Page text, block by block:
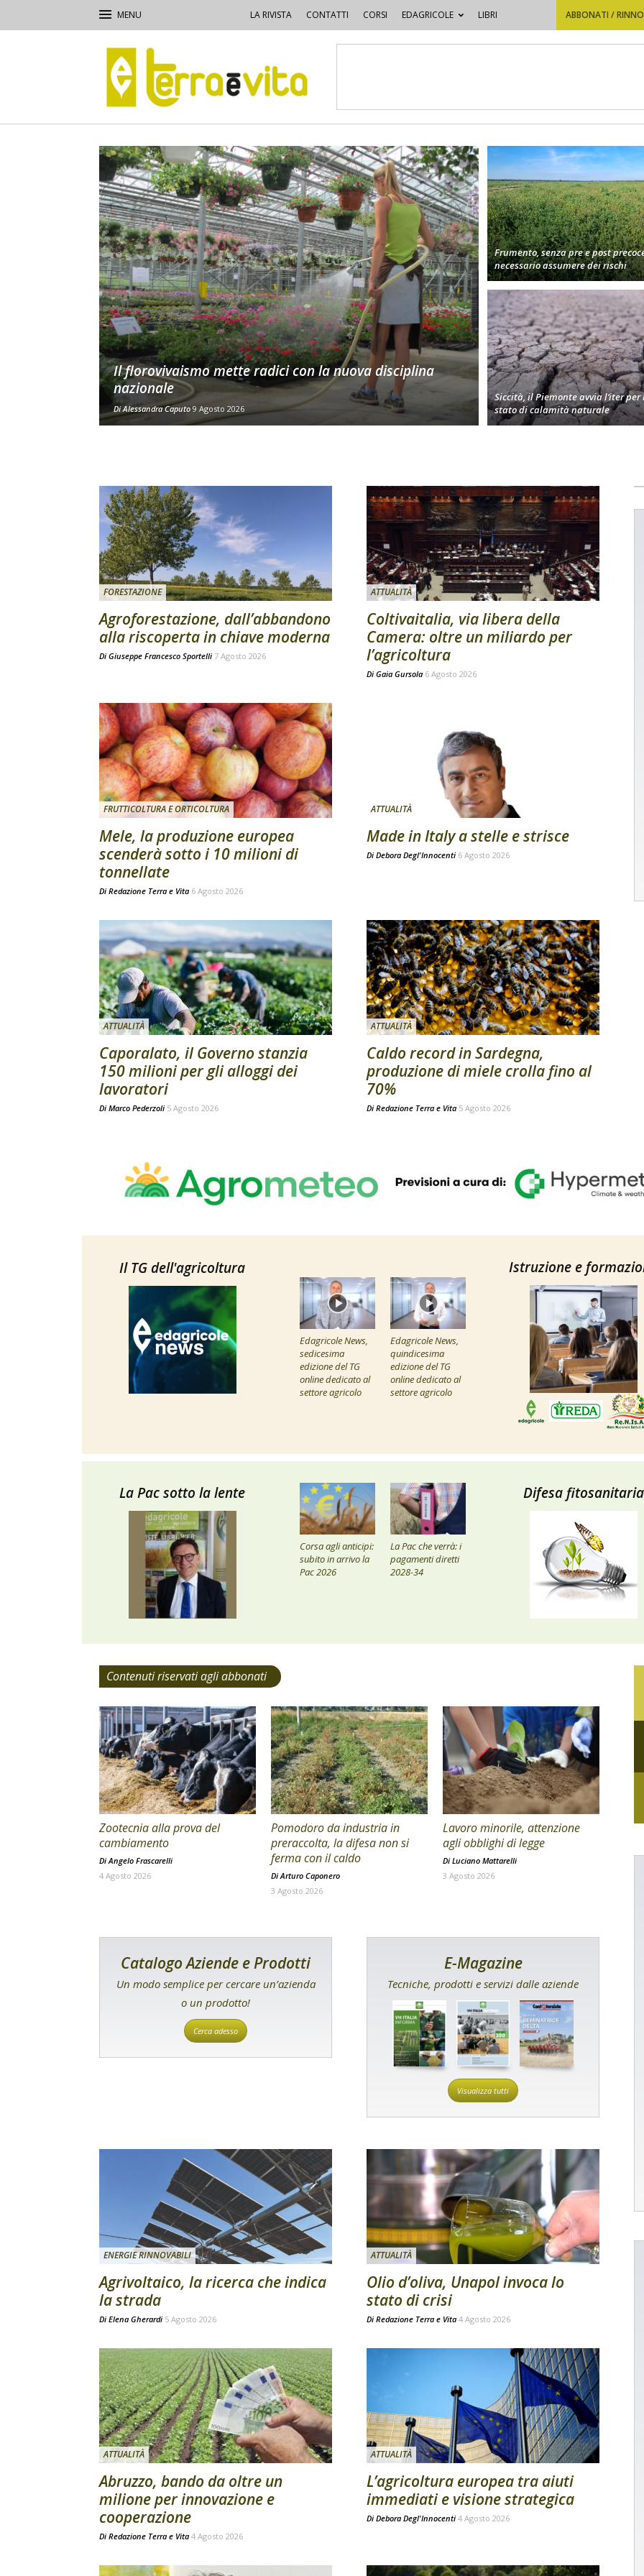
LA RIVISTA CONTATTI CORSI EDAGRICOLE LIBRI ABBONATI /
e
Vita
Il florovivaismo mette radici con la nuova disciplina
nazionale
DiAlessandra Caputo 9 Agosto 2026
Frumento, senza pre e post
necessario assumere dei rischi
Siccità, il Piemonte avvia l’iter per
stato di calamità naturale
FORESTAZIONE
Agroforestazione, dall’abbandono
alla riscoperta in chiave moderna
Di Giuseppe Francesco Sportelli 7 Agosto 2026
ATTUALITÀ
Coltivaitalia, via libera della
Camera: oltre un miliardo per
l’agricoltura
Di Gaia Gursola 6 Agosto 2026
FRUTTICOLTURA E ORTICOLTURA
Mele, la produzione europea
scenderà sotto i 10 milioni di
tonnellate
Di Redazione Terra e Vita 6 Agosto 2026
ATTUALITÀ
Made in Italy a stelle e strisce
Di Debora Degl'Innocenti 6 Agosto 2026
ATTUALITÀ
Caporalato, il Governo stanzia
150 milioni per gli alloggi dei
lavoratori
Di Marco Pederzoli 5 Agosto 2026
ATTUALITÀ
Caldo record in Sardegna,
produzione di miele crolla fino al
70%
Di Redazione Terra e Vita 5 Agosto 2026
Il TG dell'agricoltura
Edagricole News,
sedicesima
edizione del TG
online dedicato al
settore agricolo
Edagricole News,
quindicesima
edizione del TG
online dedicato al
settore agricolo
Istruzione e
La Pac sotto la lente
Corsa agli anticipi:
subito in arrivo la
Pac 2026
La Pac che verrà: i
pagamenti diretti
2028-34
Difesa fitosanitaria
Contenuti riservati agli abbonati
Zootecnia alla prova del
cambiamento
Di Angelo Frascarelli
4 Agosto 2026
Pomodoro da industria in
preraccolta, la difesa non si
ferma con il caldo
Di Arturo Caponero
3 Agosto 2026
Lavoro minorile, attenzione
agli obblighi di legge
Di Luciano Mattarelli
3 Agosto 2026
Catalogo Aziende e Prodotti
Un modo semplice per cercare un’azienda
o un prodotto!
Cerca adesso
E-Magazine
Tecniche, prodotti e servizi dalle aziende
Visualizza tutti
ENERGIE RINNOVABILI
Agrivoltaico, la ricerca che indica
la strada
Di Elena Gherardi 5 Agosto 2026
ATTUALITÀ
Olio d’oliva, Unapol invoca lo
stato di crisi
Di Redazione Terra e Vita 4 Agosto 2026
ATTUALITÀ
Abruzzo, bando da oltre un
milione per innovazione e
cooperazione
Di Redazione Terra e Vita 4 Agosto 2026
ATTUALITÀ
L’agricoltura europea tra aiuti
immediati e visione strategica
Di Debora Degl'Innocenti 4 Agosto 2026